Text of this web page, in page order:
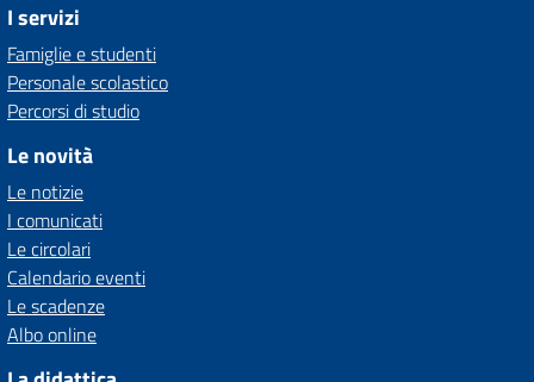
I servizi
Famiglie e studenti
Personale scolastico
Percorsi di studio
Le novità
Le notizie
I comunicati
Le circolari
Calendario eventi
Le scadenze
Albo online